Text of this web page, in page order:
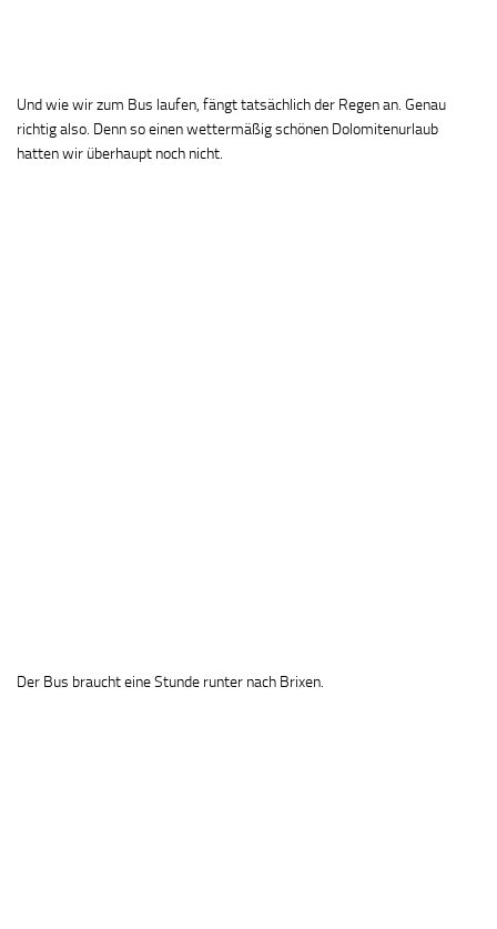
Und wie wir zum Bus laufen, fängt tatsächlich der Regen an. Genau
richtig also. Denn so einen wettermäßig schönen Dolomitenurlaub
hatten wir überhaupt noch nicht.
Der Bus braucht eine Stunde runter nach Brixen.